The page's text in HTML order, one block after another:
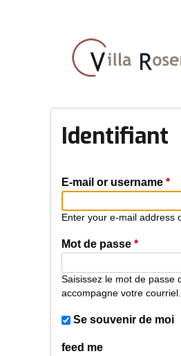
contenu
principal
Identifiant
E-mail or username *
Enter your e-mail address
Mot de passe *
Saisissez le mot de passe
accompagne votre courriel.
Se souvenir de moi
feed me